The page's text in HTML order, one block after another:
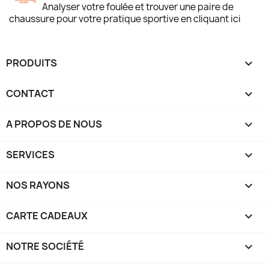
Analyser votre foulée et trouver une paire de
chaussure pour votre pratique sportive en cliquant ici
PRODUITS 
CONTACT 
A PROPOS DE NOUS 
SERVICES 
NOS RAYONS 
CARTE CADEAUX 
NOTRE SOCIÉTÉ 